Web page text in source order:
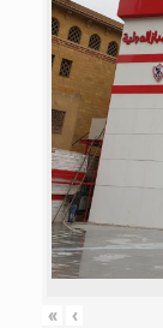
« ‹